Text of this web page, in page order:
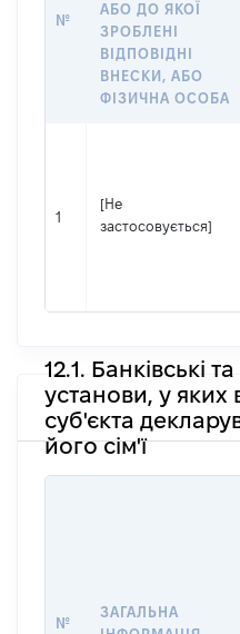
№
АБО ДО ЯКОЇ
ЗРОБЛЕНІ
ВІДПОВІДНІ
ВНЕСКИ, АБО
ФІЗИЧНА ОСОБА
1
[Не
застосовується]
12.1. Банківські
установи, у яких
суб'єкта
його сім'ї
№
ЗАГАЛЬНА